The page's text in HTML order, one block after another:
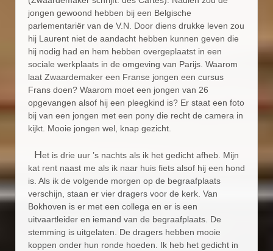
jongen gewoond hebben bij een Belgische
parlementariër van de V.N. Door diens drukke leven zou
hij Laurent niet de aandacht hebben kunnen geven die
hij nodig had en hem hebben overgeplaatst in een
sociale werkplaats in de omgeving van Parijs. Waarom
laat Zwaardemaker een Franse jongen een cursus
Frans doen? Waarom moet een jongen van 26
opgevangen alsof hij een pleegkind is? Er staat een foto
bij van een jongen met een pony die recht de camera in
kijkt. Mooie jongen wel, knap gezicht.
Het is drie uur ’s nachts als ik het gedicht afheb. Mijn
kat rent naast me als ik naar huis fiets alsof hij een hond
is. Als ik de volgende morgen op de begraafplaats
verschijn, staan er vier dragers voor de kerk. Van
Bokhoven is er met een collega en er is een
uitvaartleider en iemand van de begraafplaats. De
stemming is uitgelaten. De dragers hebben mooie
koppen onder hun ronde hoeden. Ik heb het gedicht in